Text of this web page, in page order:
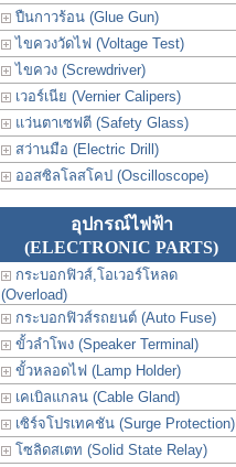
ปืนกาวร้อน (Glue Gun)
ไขควงวัดไฟ (Voltage Test)
ไขควง (Screwdriver)
เวอร์เนีย (Vernier Calipers)
แว่นตาเซฟตี (Safety Glass)
สว่านมือ (Electric Drill)
ออสซิลโลสโคป (Oscilloscope)
อุปกรณ์ไฟฟ้า
(ELECTRONIC PARTS)
กระบอกฟิวส์,โอเวอร์โหลด
(Overload)
กระบอกฟิวส์รถยนต์ (Auto Fuse)
ขั้วลำโพง (Speaker Terminal)
ขั้วหลอดไฟ (Lamp Holder)
เคเบิลแกลน (Cable Gland)
เซิร์จโปรเทคชัน (Surge Protection)
โซลิดสเตท (Solid State Relay)